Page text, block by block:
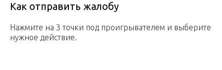
Как отправить жалобу
Нажмите на 3 точки под проигрывателем и выберите
нужное действие.